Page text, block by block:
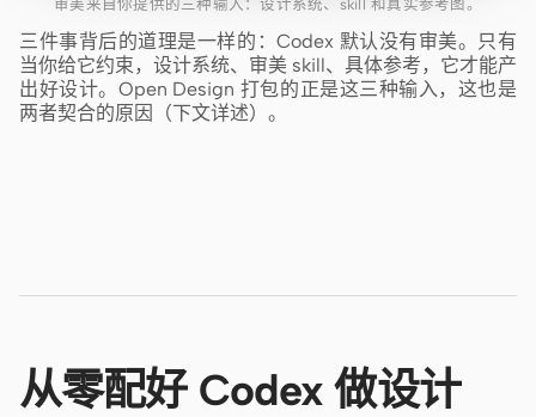
审美来自你提供的三种输入：设计系统、skill 和真实参考图。
三件事背后的道理是一样的：Codex 默认没有审美。只有
当你给它约束，设计系统、审美 skill、具体参考，它才能产
出好设计。Open Design 打包的正是这三种输入，这也是
两者契合的原因（下文详述）。
从零配好 Codex 做设计